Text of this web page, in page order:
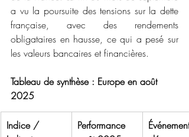
a vu la poursuite des tensions sur la dette
française, avec des rendements
obligataires en hausse, ce qui a pesé sur
les valeurs bancaires et financières.
Tableau de synthèse : Europe en août
2025
Indice /
Performance
Événements